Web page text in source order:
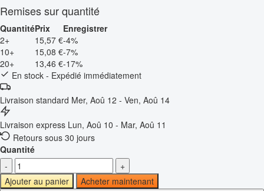
Remises sur quantité
QuantitéPrix
Enregistrer
2+
15,57 €-4%
10+
15,08 €-7%
20+
13,46 €-17%
En stock - Expédié immédiatement
Livraison standard Mer, Aoû 12 - Ven, Aoû 14
Livraison express Lun, Aoû 10 - Mar, Aoû 11
Retours sous 30 jours
Quantité
-
+
Ajouter au panier
Acheter maintenant